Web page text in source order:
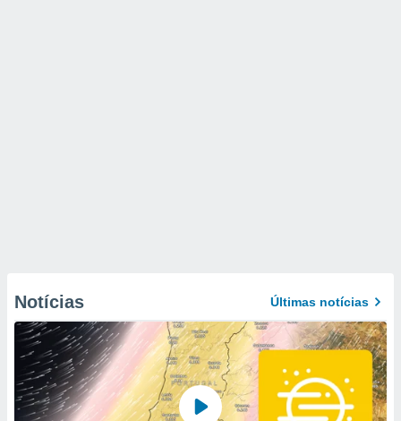
Notícias Últimas notícias